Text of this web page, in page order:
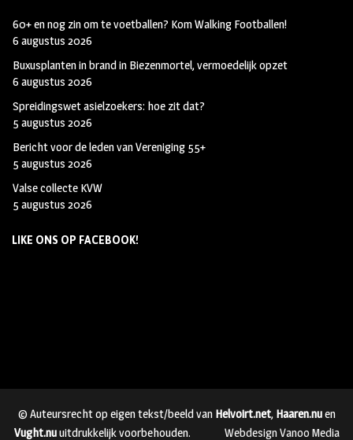
60+ en nog zin om te voetballen? Kom Walking Footballen!
6 augustus 2026
Buxusplanten in brand in Biezenmortel, vermoedelijk opzet
6 augustus 2026
Spreidingswet asielzoekers: hoe zit dat?
5 augustus 2026
Bericht voor de leden van Vereniging 55+
5 augustus 2026
Valse collecte KVW
5 augustus 2026
LIKE ONS OP FACEBOOK!
© Auteursrecht op eigen tekst/beeld van Helvoirt.net, Haaren.nuen
Vught.nuuitdrukkelijk voorbehouden. Webdesign Vanoo Media